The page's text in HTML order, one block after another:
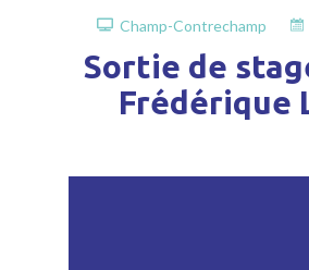
Champ-Contrechamp
Sortie de
Frédérique